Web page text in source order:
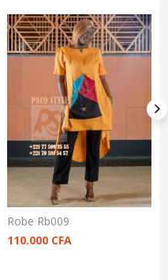
Robe Rb009
110.000 CFA